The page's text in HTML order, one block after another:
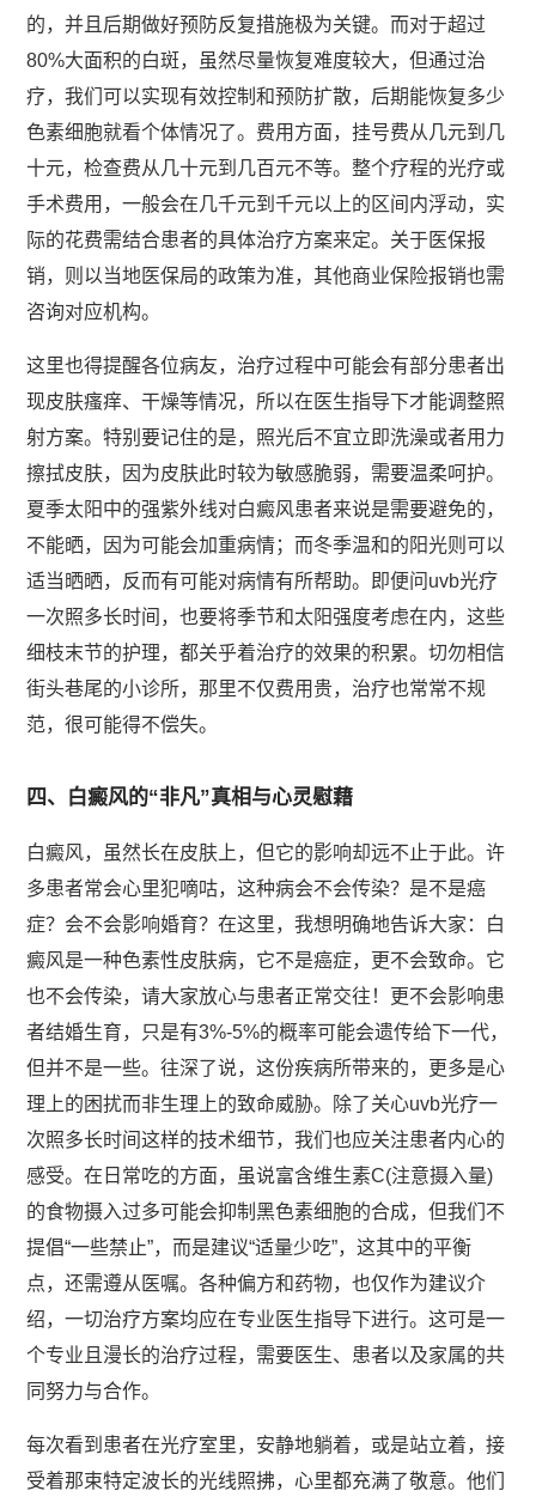
的，并且后期做好预防反复措施极为关键。而对于超过
80%大面积的白斑，虽然尽量恢复难度较大，但通过治
疗，我们可以实现有效控制和预防扩散，后期能恢复多少
色素细胞就看个体情况了。费用方面，挂号费从几元到几
十元，检查费从几十元到几百元不等。整个疗程的光疗或
手术费用，一般会在几千元到千元以上的区间内浮动，实
际的花费需结合患者的具体治疗方案来定。关于医保报
销，则以当地医保局的政策为准，其他商业保险报销也需
咨询对应机构。
这里也得提醒各位病友，治疗过程中可能会有部分患者出
现皮肤瘙痒、干燥等情况，所以在医生指导下才能调整照
射方案。特别要记住的是，照光后不宜立即洗澡或者用力
擦拭皮肤，因为皮肤此时较为敏感脆弱，需要温柔呵护。
夏季太阳中的强紫外线对白癜风患者来说是需要避免的，
不能晒，因为可能会加重病情；而冬季温和的阳光则可以
适当晒晒，反而有可能对病情有所帮助。即便问uvb光疗
一次照多长时间，也要将季节和太阳强度考虑在内，这些
细枝末节的护理，都关乎着治疗的效果的积累。切勿相信
街头巷尾的小诊所，那里不仅费用贵，治疗也常常不规
范，很可能得不偿失。
四、白癜风的“非凡”真相与心灵慰藉
白癜风，虽然长在皮肤上，但它的影响却远不止于此。许
多患者常会心里犯嘀咕，这种病会不会传染？是不是癌
症？会不会影响婚育？在这里，我想明确地告诉大家：白
癜风是一种色素性皮肤病，它不是癌症，更不会致命。它
也不会传染，请大家放心与患者正常交往！更不会影响患
者结婚生育，只是有3%-5%的概率可能会遗传给下一代，
但并不是一些。往深了说，这份疾病所带来的，更多是心
理上的困扰而非生理上的致命威胁。除了关心uvb光疗一
次照多长时间这样的技术细节，我们也应关注患者内心的
感受。在日常吃的方面，虽说富含维生素C(注意摄入量)
的食物摄入过多可能会抑制黑色素细胞的合成，但我们不
提倡“一些禁止”，而是建议“适量少吃”，这其中的平衡
点，还需遵从医嘱。各种偏方和药物，也仅作为建议介
绍，一切治疗方案均应在专业医生指导下进行。这可是一
个专业且漫长的治疗过程，需要医生、患者以及家属的共
同努力与合作。
每次看到患者在光疗室里，安静地躺着，或是站立着，接
受着那束特定波长的光线照拂，心里都充满了敬意。他们